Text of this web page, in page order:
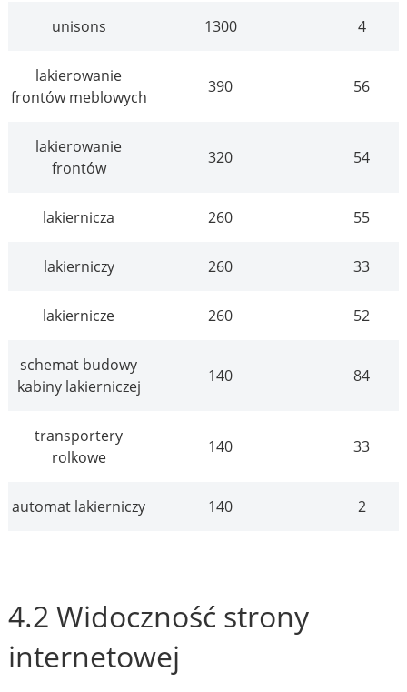
unisons 1300 4
lakierowanie
frontów meblowych
390 56
lakierowanie
frontów
320 54
lakiernicza 260 55
lakierniczy 260 33
lakiernicze 260 52
schemat budowy
kabiny lakierniczej
140 84
transportery
rolkowe
140 33
automat lakierniczy 140 2
4.2 Widoczność strony
internetowej